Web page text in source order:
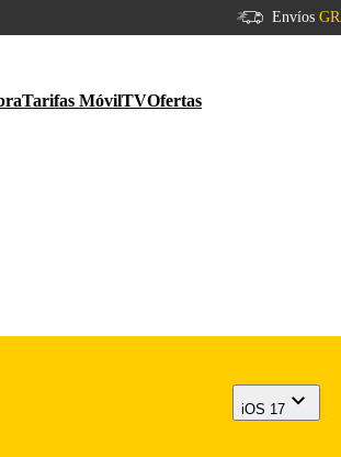
Envíos
Tarifas MóvilTVOfertas
iOS 17